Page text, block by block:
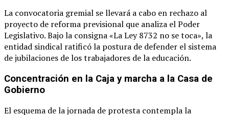
La convocatoria gremial se llevará a cabo en rechazo al
proyecto de reforma previsional que analiza el Poder
Legislativo. Bajo la consigna «La Ley 8732 no se toca», la
entidad sindical ratificó la postura de defender el sistema
de jubilaciones de los trabajadores de la educación.
Concentración en la Caja y marcha a la Casa de
Gobierno
El esquema de la jornada de protesta contempla la